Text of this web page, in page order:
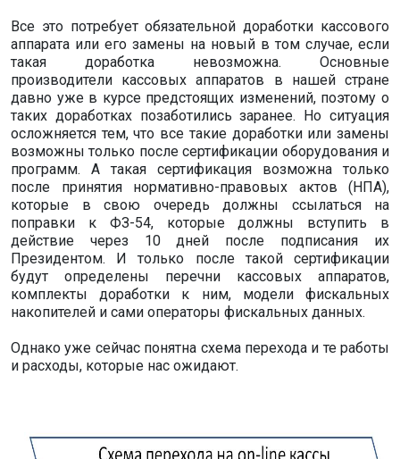
Все это потребует обязательной доработки кассового
аппарата или его замены на новый в том случае, если
такая доработка невозможна. Основные
производители кассовых аппаратов в нашей стране
давно уже в курсе предстоящих изменений, поэтому о
таких доработках позаботились заранее. Но ситуация
осложняется тем, что все такие доработки или замены
возможны только после сертификации оборудования и
программ. А такая сертификация возможна только
после принятия нормативно-правовых актов (НПА),
которые в свою очередь должны ссылаться на
поправки к ФЗ-54, которые должны вступить в
действие через 10 дней после подписания их
Президентом. И только после такой сертификации
будут определены перечни кассовых аппаратов,
комплекты доработки к ним, модели фискальных
накопителей и сами операторы фискальных данных.
Однако уже сейчас понятна схема перехода и те работы
и расходы, которые нас ожидают.